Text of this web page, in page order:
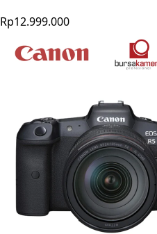
Rp12.999.000